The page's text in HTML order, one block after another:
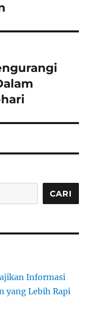
CARI
Informasi
yang Lebih Rapi